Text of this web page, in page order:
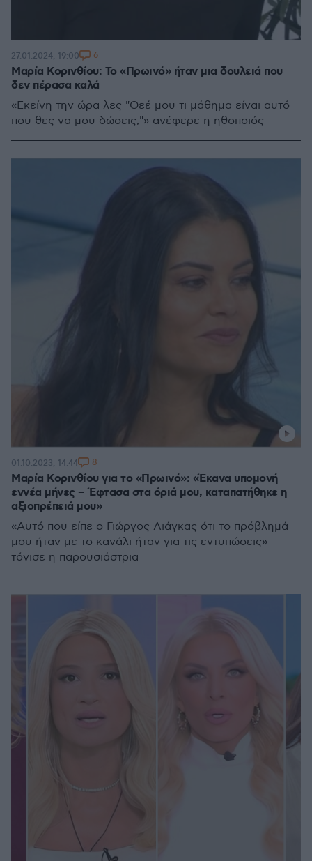
Μαρία Κορινθίου: Το «Πρωινό» ήταν μια δουλειά που
δεν πέρασα καλά
«Εκείνη την ώρα λες "Θεέ μου τι μάθημα είναι αυτό
που θες να μου δώσεις;"» ανέφερε η ηθοποιός
27.01.2024, 19:00 6
Μαρία Κορινθίου για το «Πρωινό»: «Έκανα υπομονή
εννέα μήνες – Έφτασα στα όριά μου, καταπατήθηκε η
αξιοπρέπειά μου»
«Αυτό που είπε ο Γιώργος Λιάγκας ότι το πρόβλημά
μου ήταν με το κανάλι ήταν για τις εντυπώσεις»
τόνισε η παρουσιάστρια
01.10.2023, 14:44 8